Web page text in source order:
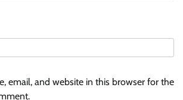
email, and website in this browser for the